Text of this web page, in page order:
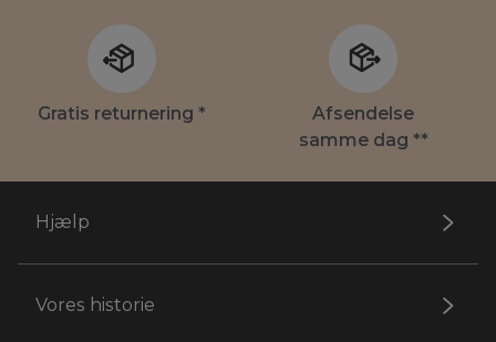
Gratis returnering *
Afsendelse
samme dag **
Hjælp
Vores historie